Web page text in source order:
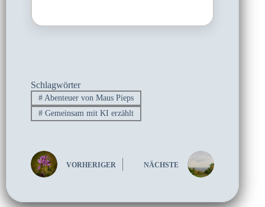
Schlagwörter
#Abenteuer von Maus Pieps
#Gemeinsam mit KI erzählt
VORHERIGER NÄCHSTE